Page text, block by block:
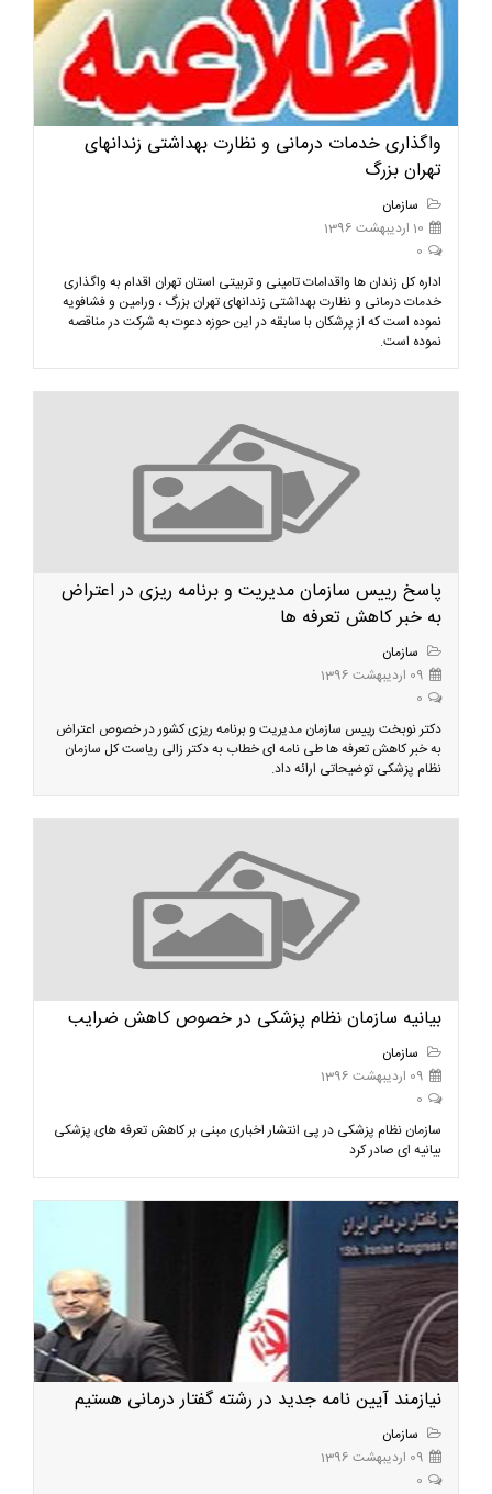
واگذاری خدمات درمانی و نظارت بهداشتی زندانهای
تهران بزرگ
سازمان
10 اردیبهشت 1396
0
اداره کل زندان ها واقدامات تامینی و تربیتی استان تهران اقدام به واگذاری
خدمات درمانی و نظارت بهداشتی زندانهای تهران بزرگ ، ورامین و فشافویه
نموده است که از پرشکان با سابقه در این حوزه دعوت به شرکت در مناقصه
نموده است.
پاسخ رییس سازمان مدیریت و برنامه ریزی در اعتراض
به خبر کاهش تعرفه ها
سازمان
09 اردیبهشت 1396
0
دکتر نوبخت رییس سازمان مدیریت و برنامه ریزی کشور در خصوص اعتراض
به خبر کاهش تعرفه ها طی نامه ای خطاب به دکتر زالی ریاست کل سازمان
نظام پزشکی توضیحاتی ارائه داد.
بیانیه سازمان نظام پزشکی در خصوص کاهش ضرایب
سازمان
09 اردیبهشت 1396
0
سازمان نظام پزشکی در پی انتشار اخباری مبنی بر کاهش تعرفه های پزشکی
بیانیه ای صادر کرد
نیازمند آیین نامه جدید در رشته گفتار درمانی هستیم
سازمان
09 اردیبهشت 1396
0